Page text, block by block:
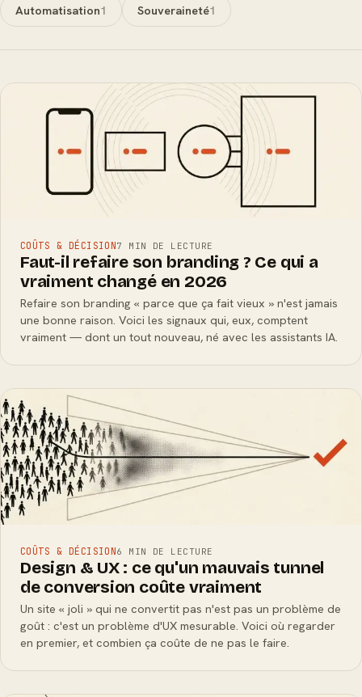
Automatisation1 Souveraineté1
COÛTS & DÉCISION7 MIN DE LECTURE
Faut-il refaire son branding ? Ce qui a
vraiment changé en 2026
Refaire son branding « parce que ça fait vieux » n'est jamais
une bonne raison. Voici les signaux qui, eux, comptent
vraiment — dont un tout nouveau, né avec les assistants IA.
COÛTS & DÉCISION6 MIN DE LECTURE
Design & UX : ce qu'un mauvais tunnel
de conversion coûte vraiment
Un site « joli » qui ne convertit pas n'est pas un problème de
goût : c'est un problème d'UX mesurable. Voici où regarder
en premier, et combien ça coûte de ne pas le faire.